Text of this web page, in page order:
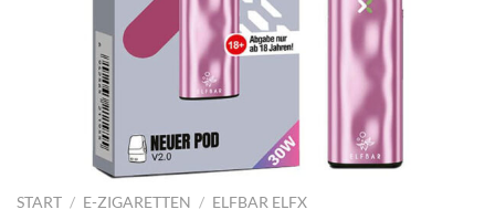
START / E-ZIGARETTEN / ELFBAR ELFX